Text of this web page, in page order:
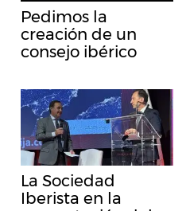
Pedimos la
creación de un
consejo ibérico
La Sociedad
Iberista en la